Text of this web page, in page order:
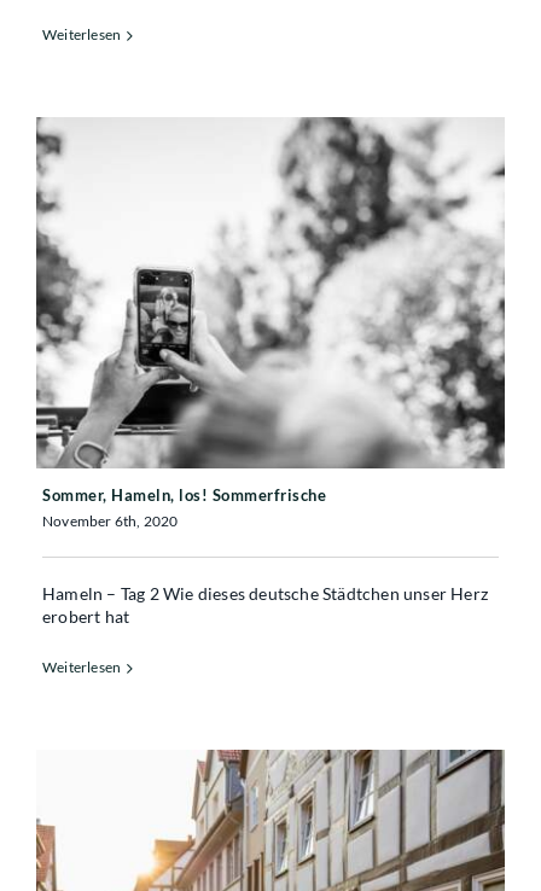
Weiterlesen
Sommer, Hameln, los! Sommerfrische
Sommer, Hameln, los! Sommerfrische
November 6th, 2020
Hameln – Tag 2 Wie dieses deutsche Städtchen unser Herz
erobert hat
Weiterlesen